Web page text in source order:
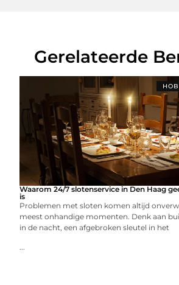
Gerelateerde
Waarom 24/7 slotenservice in Den Haag
is
Problemen met sloten komen altijd
meest onhandige momenten. Denk aan
in de nacht, een afgebroken sleutel in het
...